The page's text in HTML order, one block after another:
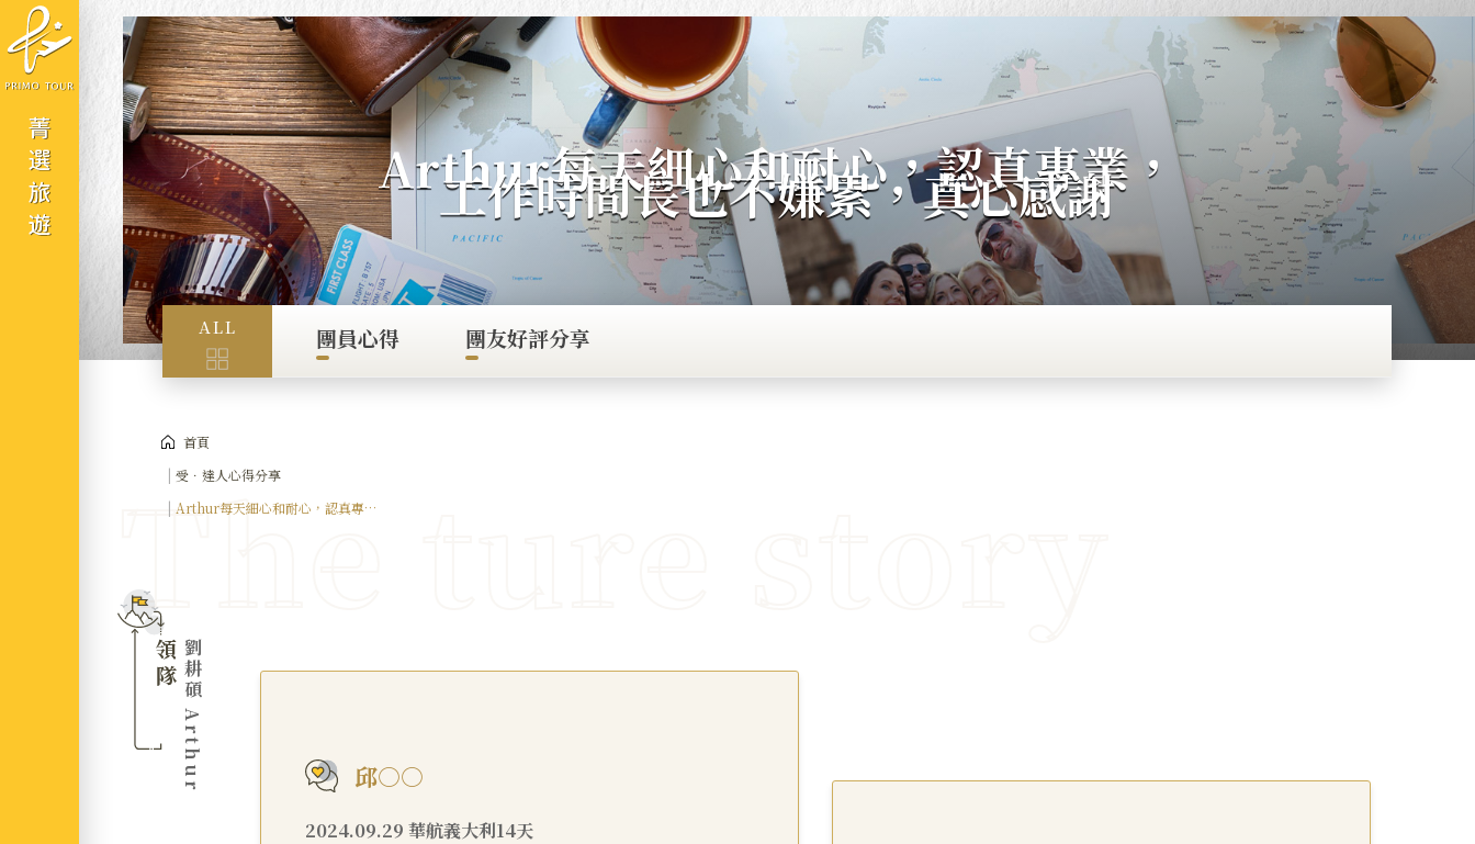
Arthur每天細心和耐心，認真專業，
工作時間長也不嫌累，真心感謝
ALL 團員心得 團友好評分享
首頁
受．達人心得分享
Arthur每天細心和耐心，認真專
領隊劉耕碩 Arthur 邱○○
2024.09.29 華航義大利14天
Cookie管理面板